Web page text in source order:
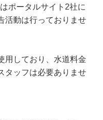
ポータルサイト2社に
活動は行っておりませ
用しており、水道料金
タッフは必要ありませ